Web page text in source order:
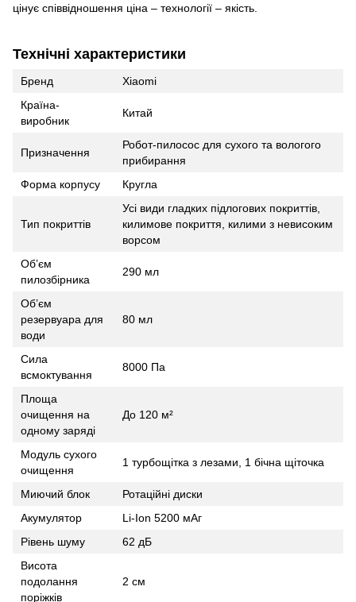
цінує співвідношення ціна – технології – якість.
Технічні характеристики
Бренд
Xiaomi
Країна-
виробник
Китай
Призначення
Робот-пилосос для сухого та вологого
прибирання
Форма корпусу
Кругла
Тип покриттів
Усі види гладких підлогових покриттів,
килимове покриття, килими з невисоким
ворсом
Об’єм
пилозбірника
290 мл
Об’єм
резервуара для
води
80 мл
Сила
всмоктування
8000 Па
Площа
очищення на
одному заряді
До 120 м²
Модуль сухого
очищення
1 турбощітка з лезами, 1 бічна щіточка
Миючий блок
Ротаційні диски
Акумулятор
Li-Ion 5200 мАг
Рівень шуму
62 дБ
Висота
подолання
поріжків
2 см